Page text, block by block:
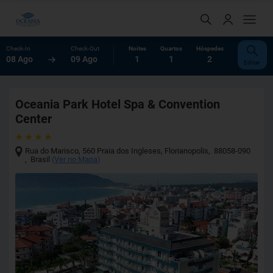
Check-In
08 Ago
Check-Out
09 Ago
Noites
1
Quartos
1
Hóspedes
2 Editar
Oceania Park Hotel Spa & Convention
Center
Rua do Marisco, 560 Praia dos Ingleses, Florianopolis, 88058-090
, Brasil (Ver no Mapa)